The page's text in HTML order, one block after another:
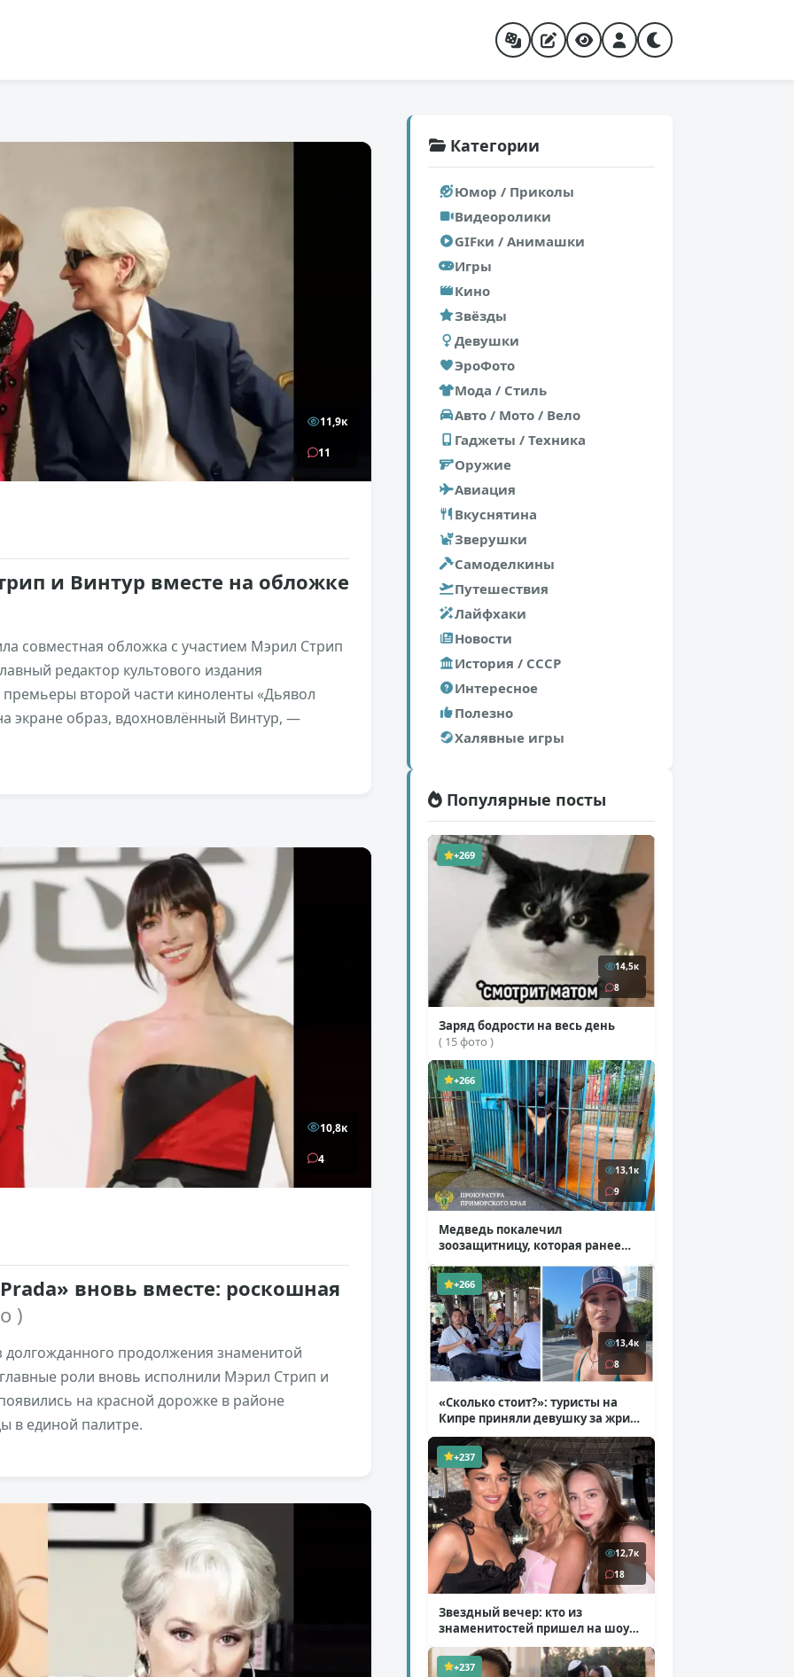
11,9к
11
и Винтур вместе на обложке
совместная обложка с участием Мэрил Стрип
редактор культового издания
второй части киноленты «Дьявол
экране образ, вдохновлённый Винтур, —
10,8к
4
вновь вместе: роскошная
)
долгожданного продолжения знаменитой
роли вновь исполнили Мэрил Стрип и
на красной дорожке в районе
в единой палитре.
Категории
Юмор / Приколы
Видеоролики
GIFки / Анимашки
Игры
Кино
Звёзды
Девушки
ЭроФото
Мода / Стиль
Авто / Мото / Вело
Гаджеты / Техника
Оружие
Авиация
Вкуснятина
Зверушки
Самоделкины
Путешествия
Лайфхаки
Новости
История / СССР
Интересное
Полезно
Халявные игры
Популярные посты
+269
14,5к
8
Заряд бодрости на весь день
( 15 фото )
+266
13,1к
9
Медведь покалечил
зоозащитницу, которая ранее
+266
13,4к
8
«Сколько стоит?»: туристы на
Кипре приняли девушку за жрицу
любви( 1 фото + 1 видео )
+237
12,7к
18
Звездный вечер: кто из
знаменитостей пришел на шоу
Билана( 6 фото )
+237